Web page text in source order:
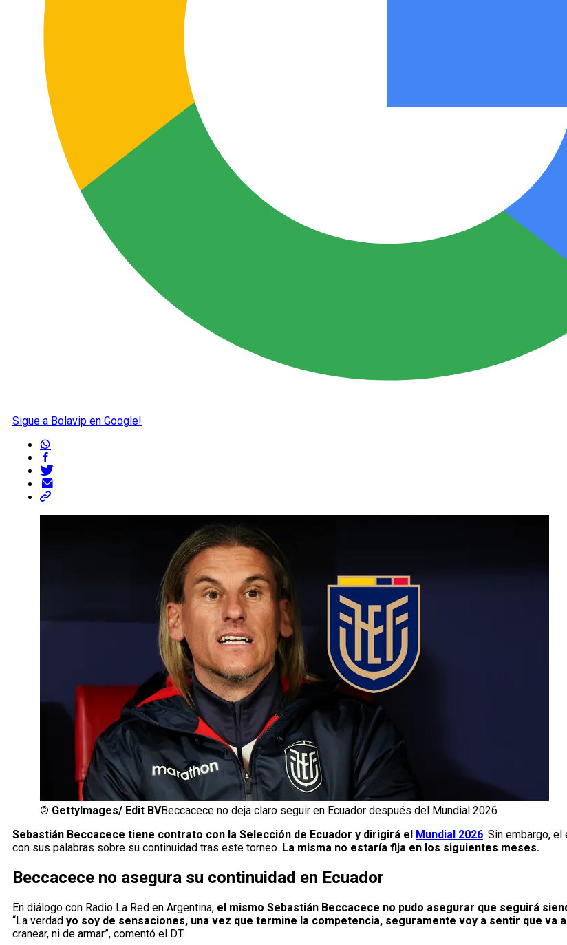
Sigue a Bolavip en Google!
© GettyImages/ Edit BVBeccacece no deja claro seguir en Ecuador después del Mundial 2026
Sebastián Beccacece tiene contrato con la Selección de Ecuador y dirigirá el
Mundial 2026. Sin embargo,
con sus palabras sobre su continuidad tras este torneo. La misma no estaría fija en los siguientes meses.
Beccacece no asegura su continuidad en Ecuador
En diálogo con Radio La Red en Argentina, el mismo Sebastián Beccacece no pudo asegurar que seguirá
“La verdad yo soy de sensaciones, una vez que termine la competencia, seguramente voy a sentir que va
cranear, ni de armar”, comentó el DT.